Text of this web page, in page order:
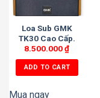
Loa Sub GMK
TK30 Cao Cấp.
8.500.000₫
ADD TO CART
Mua ngay